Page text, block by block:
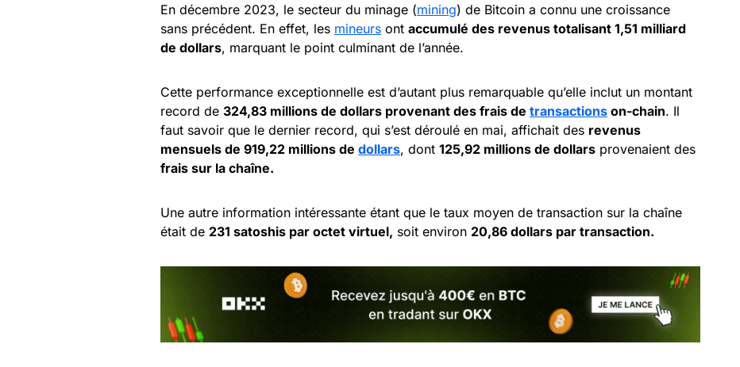
En décembre 2023, le secteur du minage (mining) de Bitcoin a connu une croissance
sans précédent. En effet, les mineurs ont accumulé des revenus totalisant 1,51 milliard
de dollars, marquant le point culminant de l’année.
Cette performance exceptionnelle est d’autant plus remarquable qu’elle inclut un montant
record de 324,83 millions de dollars provenant des frais de transactions on-chain. Il
faut savoir que le dernier record, qui s’est déroulé en mai, affichait des revenus
mensuels de 919,22 millions de dollars, dont 125,92 millions de dollars provenaient des
frais sur la chaîne.
Une autre information intéressante étant que le taux moyen de transaction sur la chaîne
était de 231 satoshis par octet virtuel, soit environ 20,86 dollars par transaction.